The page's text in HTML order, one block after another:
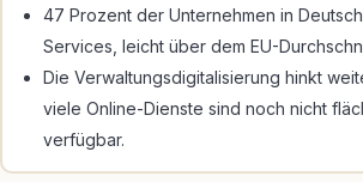
47 Prozent der Unternehmen in
Services, leicht über dem EU-
Die Verwaltungsdigitalisierung hinkt
viele Online-Dienste sind noch nicht
verfügbar.